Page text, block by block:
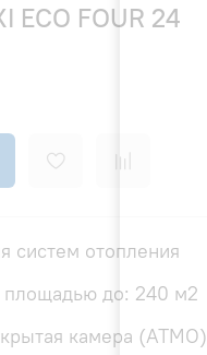
ECO FOUR 24
систем отопления
до: 240 м2
камера (ATMO)